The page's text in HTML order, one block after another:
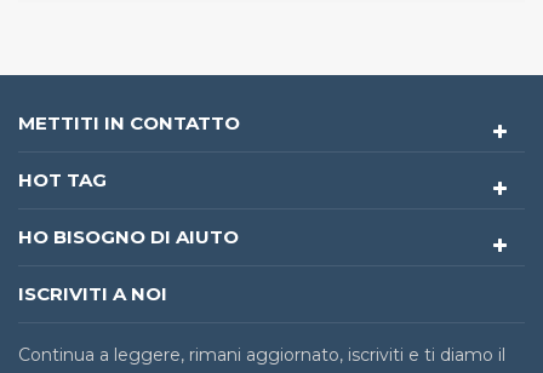
METTITI IN CONTATTO
HOT TAG
HO BISOGNO DI AIUTO
ISCRIVITI A NOI
Continua a leggere, rimani aggiornato, iscriviti e ti diamo il